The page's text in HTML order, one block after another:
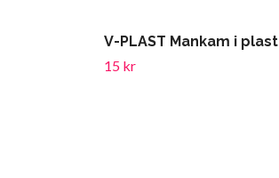
V-PLAST Mankam i plast
15 kr